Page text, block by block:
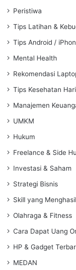
Peristiwa
Tips Latihan &
Tips Android /
Mental Health
Rekomendasi
Tips Kesehatan
Manajemen
UMKM
Hukum
Freelance & Side
Investasi & Saham
Strategi Bisnis
Skill yang
Olahraga & Fitness
Cara Dapat Uang
HP & Gadget
MEDAN